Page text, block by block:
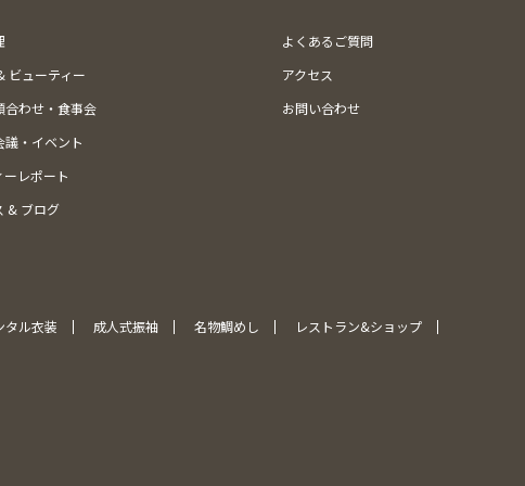
ビューティー
合わせ・食事会
議・イベント
ーレポート
& ブログ
よくあるご質問
アクセス
お問い合わせ
タル衣装 成人式振袖 名物鯛めし
レストラン&ショップ